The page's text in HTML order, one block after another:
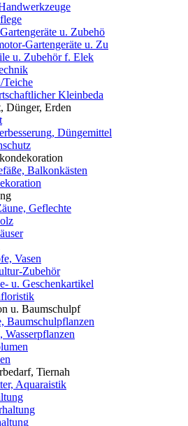
u. Zubehö
Gartengeräte u. Zu
u. Zubehör f. Elek
Teiche
Kleinbeda
Dünger, Erden
Düngemittel
Balkonkästen
Geflechte
Vasen
Zubehör
u. Geschenkartikel
u. Baumschulpf
Baumschulpflanzen
Wasserpflanzen
Tiernah
Aquaraistik